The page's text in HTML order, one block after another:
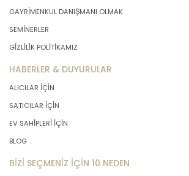
GAYRİMENKUL DANIŞMANI OLMAK
SEMİNERLER
GİZLİLİK POLİTİKAMIZ
HABERLER & DUYURULAR
ALICILAR İÇİN
SATICILAR İÇİN
EV SAHİPLERİ İÇİN
BLOG
BİZİ SEÇMENİZ İÇİN 10 NEDEN